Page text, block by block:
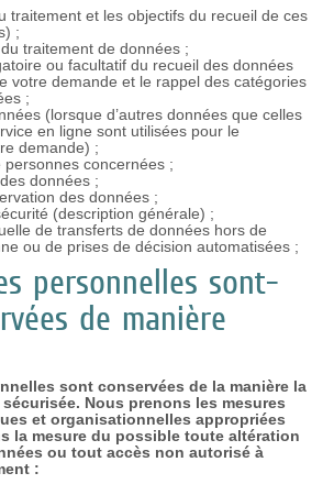
traitement et les objectifs du recueil de ces
;
traitement de données ;
ou facultatif du recueil des données
votre demande et le rappel des catégories
;
(lorsque d’autres données que celles
en ligne sont utilisées pour le
demande) ;
personnes concernées ;
données ;
des données ;
(description générale) ;
de transferts de données hors de
ou de prises de décision automatisées ;
personnelles sont-
de manière
sont conservées de la manière la
Nous prenons les mesures
et organisationnelles appropriées
la mesure du possible toute altération
ou tout accès non autorisé à
: